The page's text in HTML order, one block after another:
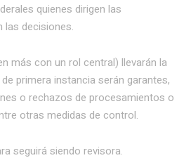
quienes dirigen las
las decisiones.
más con un rol central) llevarán la
primera instancia serán garantes,
o rechazos de procesamientos o
otras medidas de control.
seguirá siendo revisora.